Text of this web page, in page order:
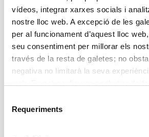
vídeos, integrar xarxes socials i
nostre lloc web. A excepció de les
per al funcionament d’aquest lloc
seu consentiment per millorar els
través de la resta de galetes; no
negativa no limitarà la seva
consultar la nostra
Requeriments
Els principals objectius del taller
els de reforçar les dinàmiques
comunicació. Coincidint amb la
Dia Internacional de
3